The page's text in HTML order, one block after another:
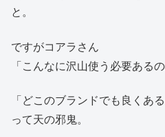
と。
ですがコアラさん
「こんなに沢山使う必要あるの
「どこのブランドでも良くあ
って天の邪鬼。